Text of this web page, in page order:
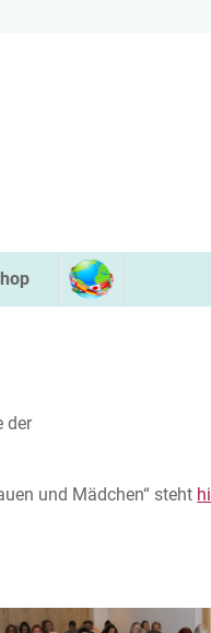
der
und Mädchen“ steht